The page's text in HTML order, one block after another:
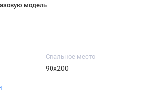
модель
Спальное место
90х200